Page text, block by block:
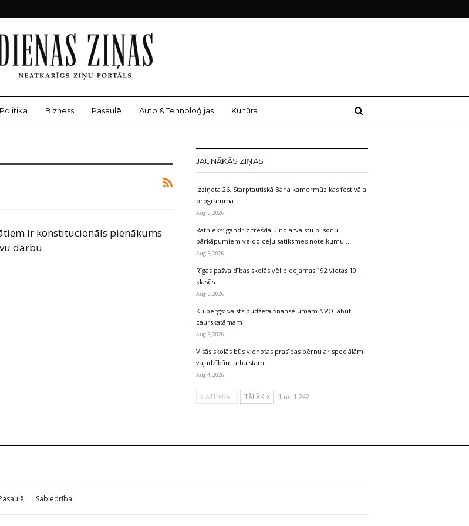
Politika Bizness Pasaulē Auto & Tehnoloģijas Kultūra
ir konstitucionāls pienākums
darbu
JAUNĀKĀS ZIŅAS
Izziņota 26. Starptautiskā Baha kamermūzikas festivāla
programma
Aug 5, 2026
Ratnieks: gandrīz trešdaļu no ārvalstu pilsoņu
pārkāpumiem veido ceļu satiksmes noteikumu…
Aug 5, 2026
Rīgas pašvaldības skolās vēl pieejamas 192 vietas 10.
klasēs
Aug 5, 2026
Kulbergs: valsts budžeta finansējumam NVO jābūt
caurskatāmam
Aug 5, 2026
Visās skolās būs vienotas prasības bērnu ar speciālām
vajadzībām atbalstam
Aug 4, 2026
ATPAKAĻ TĀLĀK 1 no 1 242
Sabiedrība